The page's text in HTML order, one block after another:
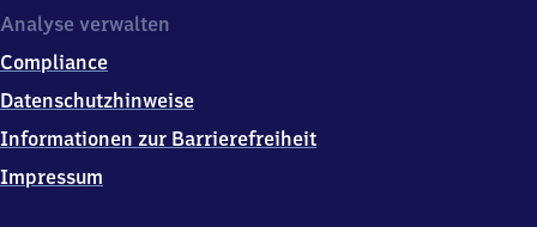
4
0
9
Analyse verwalten
Compliance
Datenschutzhinweise
Informationen zur Barrierefreiheit
Impressum